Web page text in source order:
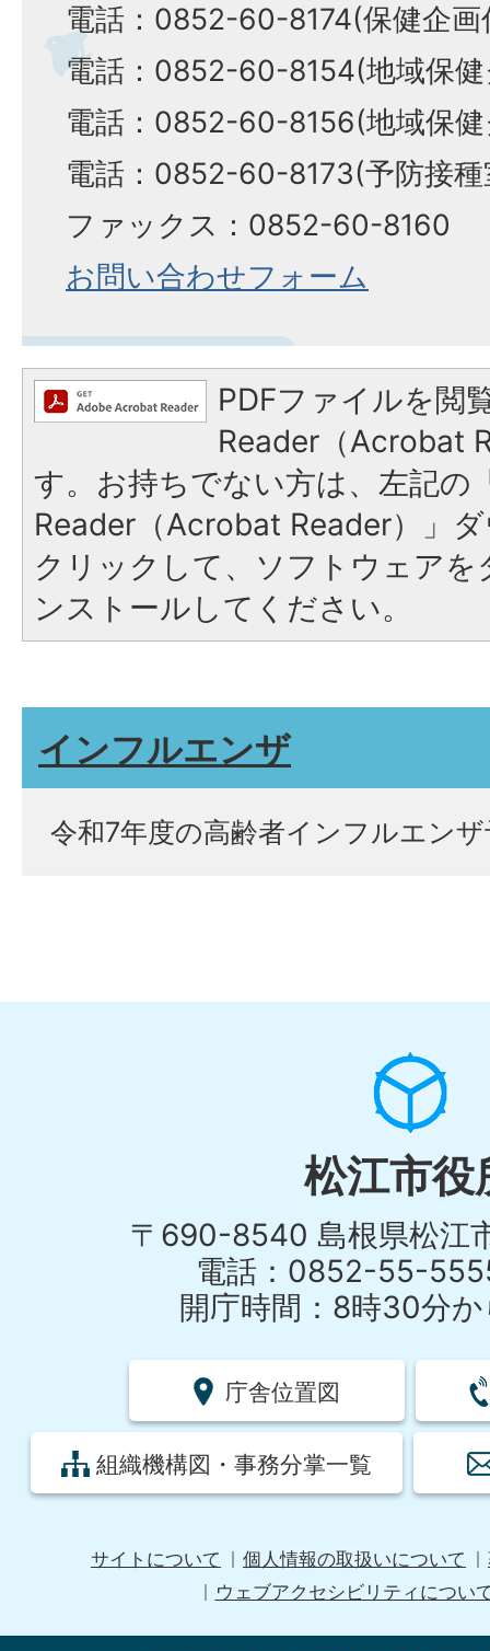
電話：0852-60-8174(保健企画
電話：0852-60-8154(地域保
電話：0852-60-8156(地域保
電話：0852-60-8173(予防接種
ファックス：0852-60-8160
お問い合わせフォーム
PDFファイルを閲
Reader（Acrobat
す。お持ちでない方は、左記の
Reader（Acrobat Reader）」
クリックして、ソフトウェア
ンストールしてください。
インフルエンザ
令和7年度の高齢者インフルエン
松江市役
〒690-8540 島根県松江
電話：0852-55-
開庁時間：8時30分
庁舎位置図
組織機構図・事務分掌一覧
サイトについて 個人情報の取扱いについて
ウェブアクセシビリティについ